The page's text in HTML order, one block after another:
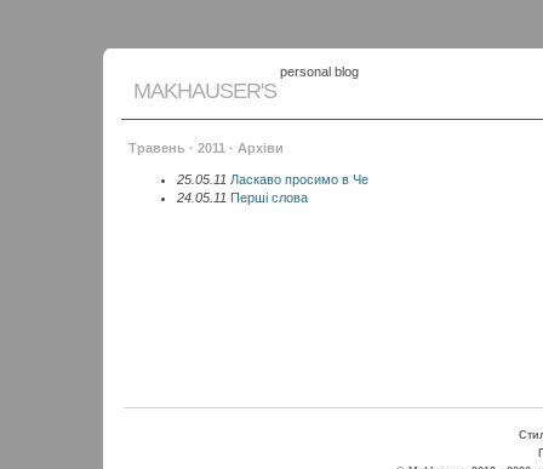
MAKHAUSER'S
personal blog
Травень · 2011 · Архіви
25.05.11 Ласкаво просимо в Че
24.05.11 Перші слова